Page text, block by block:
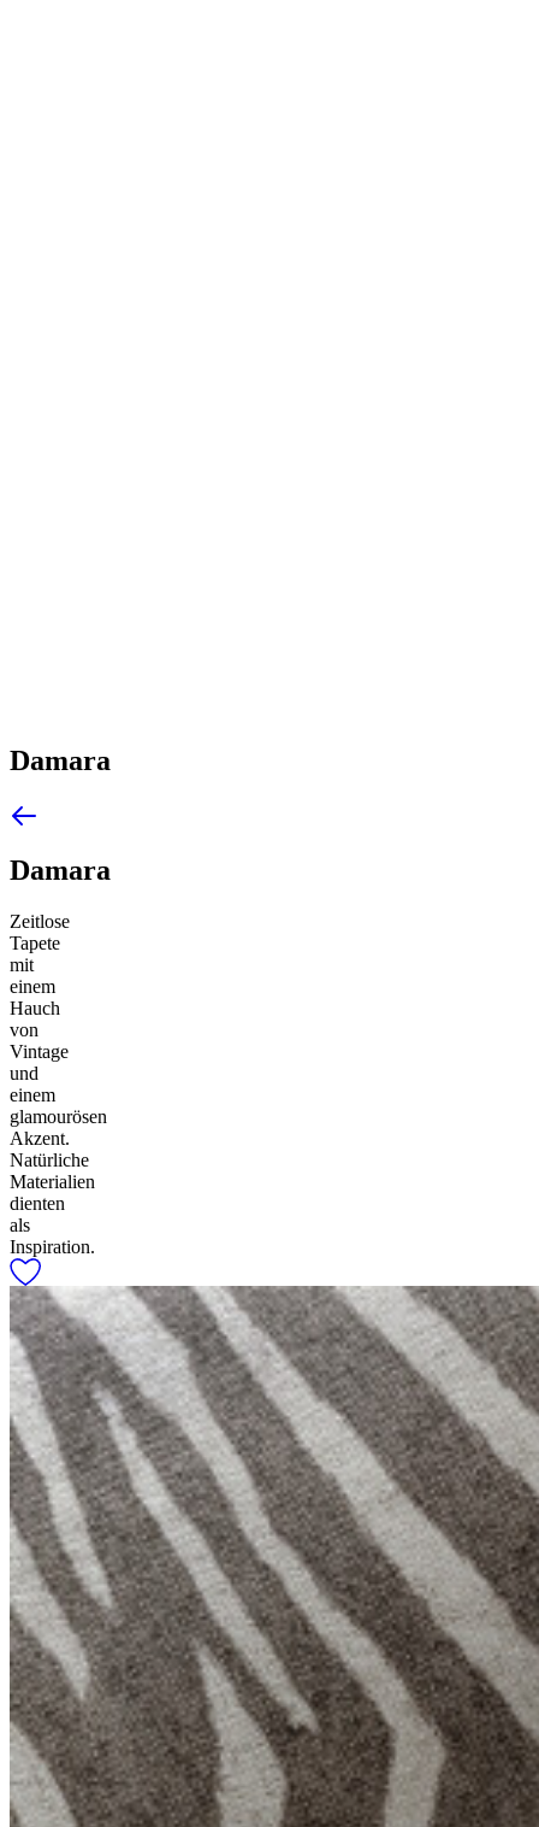
Damara
Damara
Zeitlose
Tapete
mit
einem
Hauch
von
Vintage
und
einem
glamourösen
Akzent.
Natürliche
Materialien
dienten
als
Inspiration.